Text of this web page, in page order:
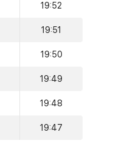
19:52
19:51
19:50
19:49
19:48
19:47